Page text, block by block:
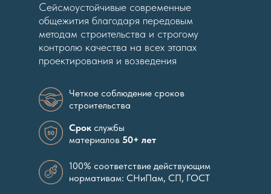
Сейсмоустойчивые современные
общежития благодаря передовым
методам строительства и строгому
контролю качества на всех этапах
проектирования и возведения
Срок службы
материалов 50+ лет
Четкое соблюдение сроков
строительства
100% соответствие действующим
нормативам: СНиПам, СП, ГОСТ